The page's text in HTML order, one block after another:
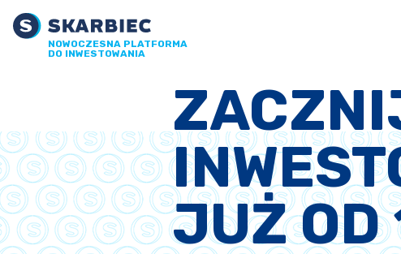
NOWOCZESNA PLATFORMA
DO INWESTOWANIA
JUŻ OD